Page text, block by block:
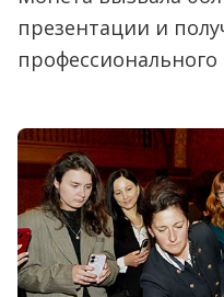
презентации и